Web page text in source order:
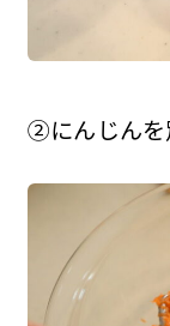
②にんじんを